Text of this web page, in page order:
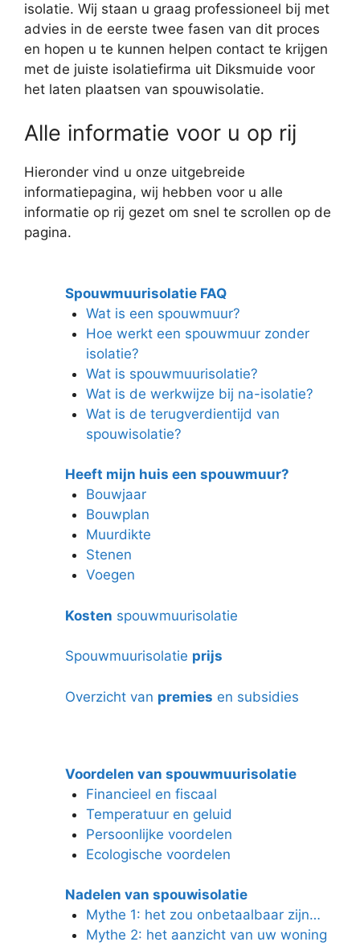
isolatie. Wij staan u graag professioneel bij met
advies in de eerste twee fasen van dit proces
en hopen u te kunnen helpen contact te krijgen
met de juiste isolatiefirma uit Diksmuide voor
het laten plaatsen van spouwisolatie.
Alle informatie voor u op rij
Hieronder vind u onze uitgebreide
informatiepagina, wij hebben voor u alle
informatie op rij gezet om snel te scrollen op de
pagina.
Spouwmuurisolatie FAQ
Wat is een spouwmuur?
Hoe werkt een spouwmuur zonder
isolatie?
Wat is spouwmuurisolatie?
Wat is de werkwijze bij na-isolatie?
Wat is de terugverdientijd van
spouwisolatie?
Heeft mijn huis een spouwmuur?
Bouwjaar
Bouwplan
Muurdikte
Stenen
Voegen
Kosten spouwmuurisolatie
Spouwmuurisolatie prijs
Overzicht van premies en subsidies
Voordelen van spouwmuurisolatie
Financieel en fiscaal
Temperatuur en geluid
Persoonlijke voordelen
Ecologische voordelen
Nadelen van spouwisolatie
Mythe 1: het zou onbetaalbaar zijn…
Mythe 2: het aanzicht van uw woning